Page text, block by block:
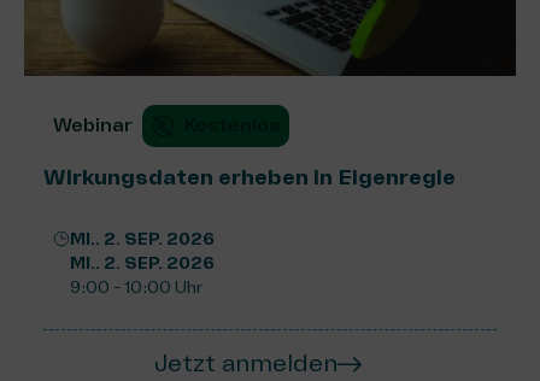
Webinar
Wirkungsdaten erheben in Eigenregie
MI.. 2. SEP. 2026
MI.. 2. SEP. 2026
9:00 - 10:00 Uhr
Jetzt anmelden